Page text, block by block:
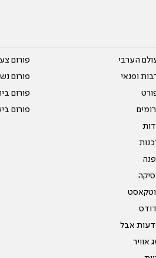
הערבי
ופנאי
אבל
אוויר
פורום
פורום
פורום
פורום